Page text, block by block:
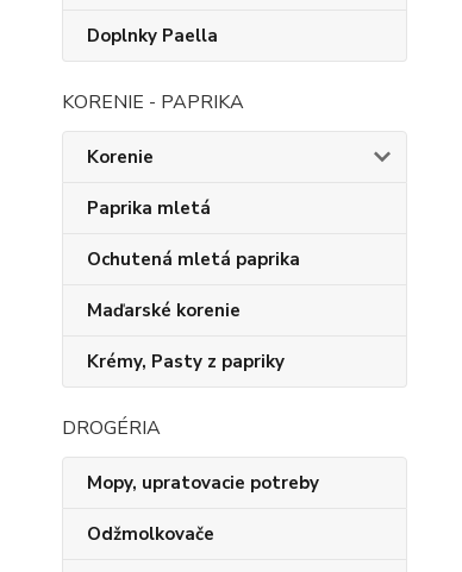
Doplnky Paella
KORENIE - PAPRIKA
Korenie
Paprika mletá
Ochutená mletá paprika
Maďarské korenie
Krémy, Pasty z papriky
DROGÉRIA
Mopy, upratovacie potreby
Odžmolkovače